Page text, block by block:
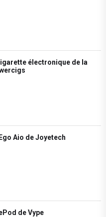
électronique de la
Aio de Joyetech
de Vype